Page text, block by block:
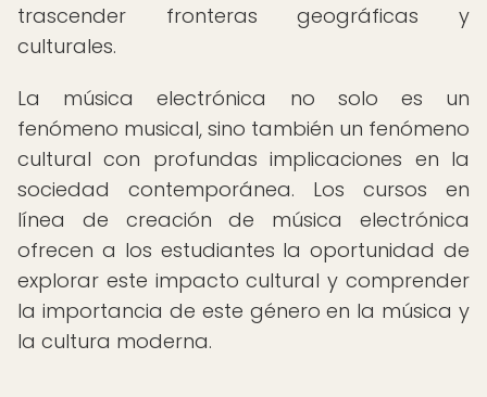
trascender fronteras geográficas y
culturales.
La música electrónica no solo es un
fenómeno musical, sino también un fenómeno
cultural con profundas implicaciones en la
sociedad contemporánea. Los cursos en
línea de creación de música electrónica
ofrecen a los estudiantes la oportunidad de
explorar este impacto cultural y comprender
la importancia de este género en la música y
la cultura moderna.